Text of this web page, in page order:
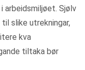
arbeidsmiljøet. Sjølv
slike utrekningar,
kva
tiltaka bør